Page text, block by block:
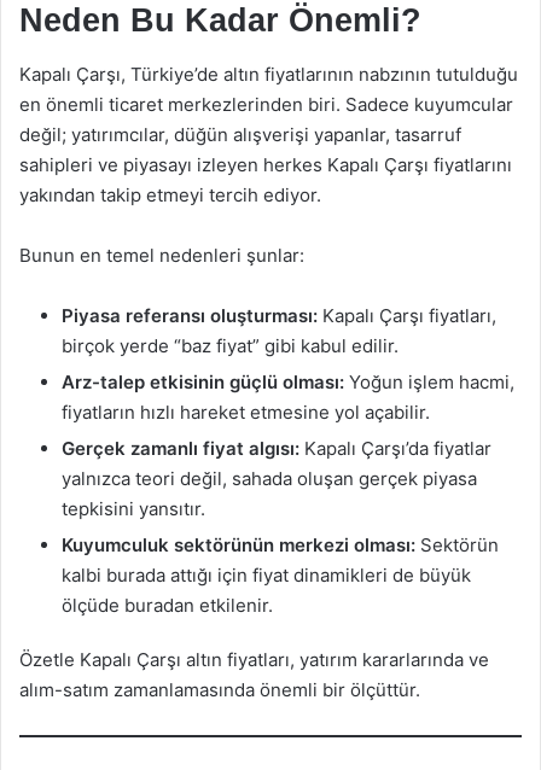
Neden Bu Kadar Önemli?
Kapalı Çarşı, Türkiye’de altın fiyatlarının nabzının tutulduğu
en önemli ticaret merkezlerinden biri. Sadece kuyumcular
değil; yatırımcılar, düğün alışverişi yapanlar, tasarruf
sahipleri ve piyasayı izleyen herkes Kapalı Çarşı fiyatlarını
yakından takip etmeyi tercih ediyor.
Bunun en temel nedenleri şunlar:
Piyasa referansı oluşturması: Kapalı Çarşı fiyatları,
birçok yerde “baz fiyat” gibi kabul edilir.
Arz-talep etkisinin güçlü olması: Yoğun işlem hacmi,
fiyatların hızlı hareket etmesine yol açabilir.
Gerçek zamanlı fiyat algısı: Kapalı Çarşı’da fiyatlar
yalnızca teori değil, sahada oluşan gerçek piyasa
tepkisini yansıtır.
Kuyumculuk sektörünün merkezi olması: Sektörün
kalbi burada attığı için fiyat dinamikleri de büyük
ölçüde buradan etkilenir.
Özetle Kapalı Çarşı altın fiyatları, yatırım kararlarında ve
alım-satım zamanlamasında önemli bir ölçüttür.